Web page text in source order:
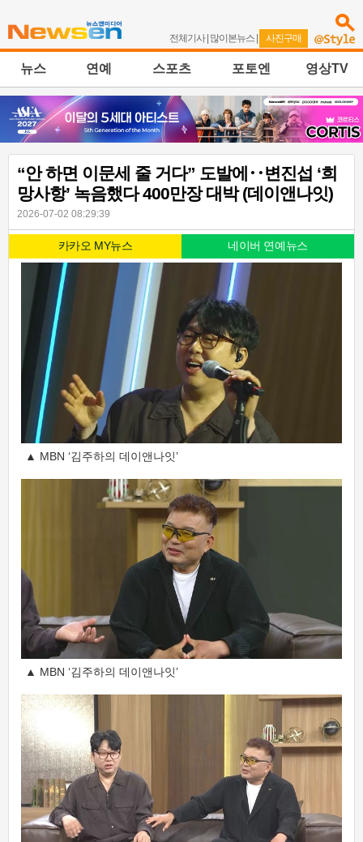
전체기사| 많이본뉴스 | 사진구매
뉴스 연예 스포츠 포토엔 영상TV
“안 하면 이문세 줄 거다” 도발에‥변진섭 ‘희
망사항’ 녹음했다 400만장 대박 (데이앤나잇)
2026-07-02 08:29:39
카카오 MY뉴스 네이버 연예뉴스
▲ MBN ‘김주하의 데이앤나잇’
▲ MBN ‘김주하의 데이앤나잇’